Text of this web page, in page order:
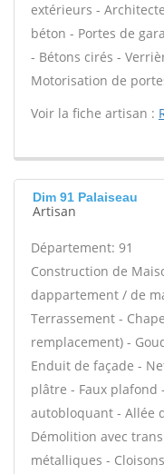
extérieurs -
béton - Portes de
- Bétons cirés -
Motorisation de
Voir la fiche artisan :
Dim 91 Palaiseau
Artisan
Département: 91
Construction de
dappartement / de
Terrassement -
remplacement) -
Enduit de façade -
plâtre - Faux plafond
autobloquant - Allée
Démolition avec
métalliques -